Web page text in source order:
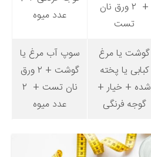
+ ۲ ورق نان
تست
عدد میوه
گوشت یا مرغ
کبابی یا پخته
شده + خیار +
گوجه فرنگی
سوپ آب مرغ یا
گوشت + ۲ ورق
نان تست + ۲
عدد میوه